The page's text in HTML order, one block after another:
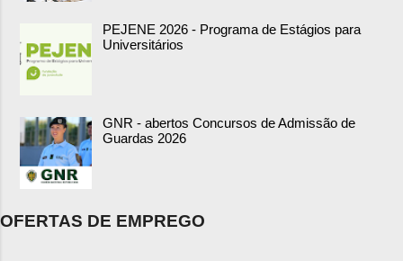
PEJENE 2026 - Programa de Estágios para
Universitários
GNR - abertos Concursos de Admissão de
Guardas 2026
OFERTAS DE EMPREGO